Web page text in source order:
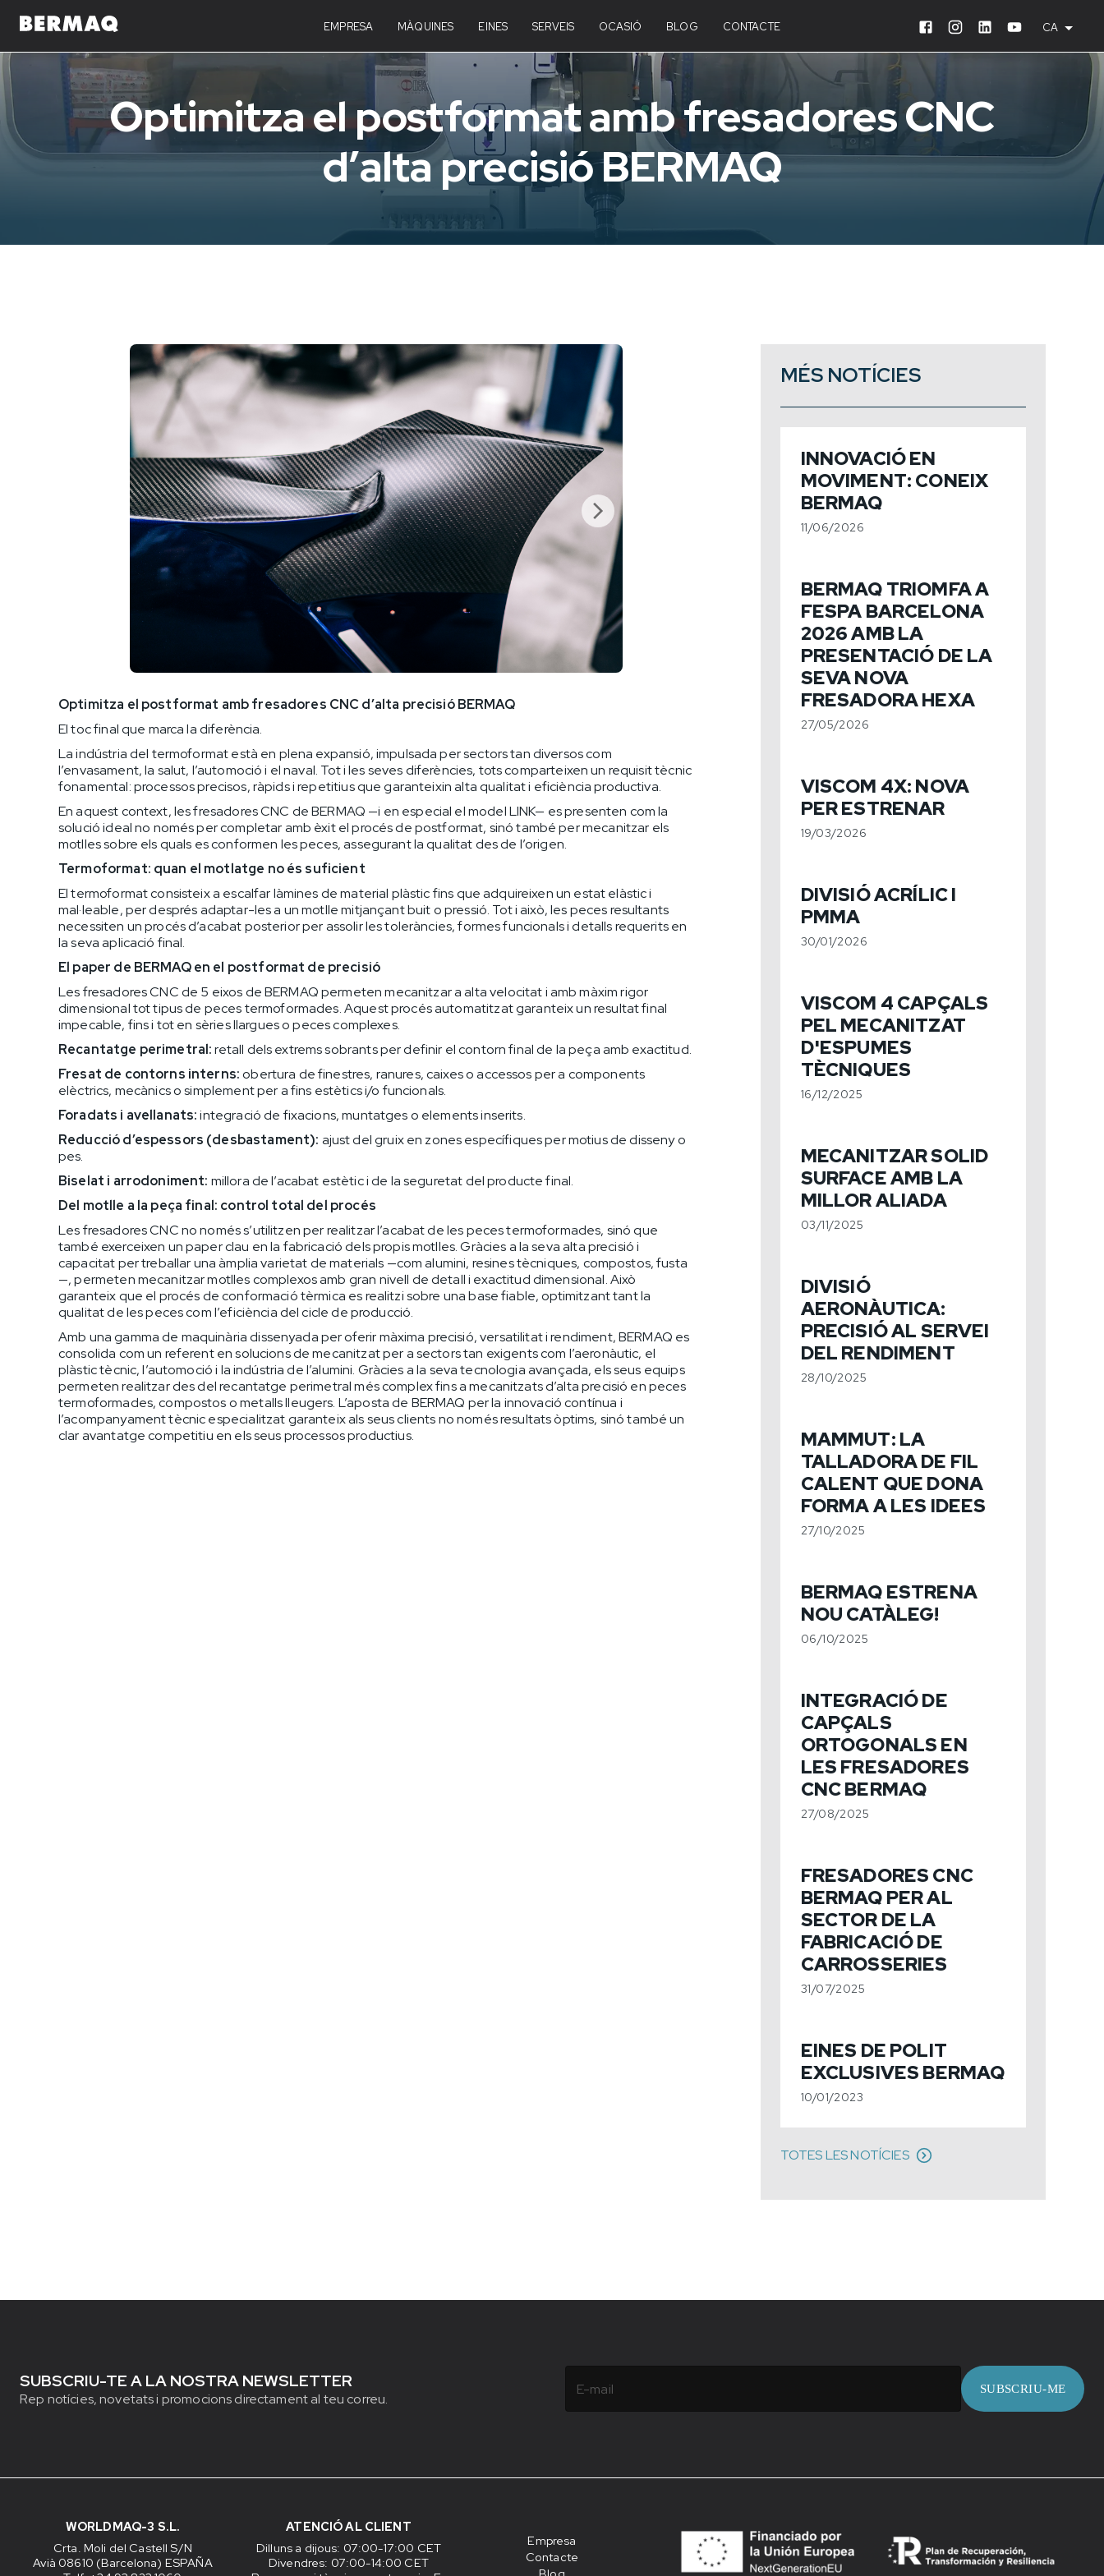
EMPRESA MÀQUINES EINES SERVEIS OCASIÓ BLOG CONTACTE CA
Optimitza el postformat amb fresadores CNC
d’alta precisió BERMAQ
Optimitza el postformat amb fresadores CNC d’alta precisió BERMAQ
El toc final que marca la diferència.
La indústria del termoformat està en plena expansió, impulsada per sectors tan diversos com
l’envasament, la salut, l’automoció i el naval. Tot i les seves diferències, tots comparteixen un requisit tècnic
fonamental: processos precisos, ràpids i repetitius que garanteixin alta qualitat i eficiència productiva.
En aquest context, les fresadores CNC de BERMAQ —i en especial el model LINK— es presenten com la
solució ideal no només per completar amb èxit el procés de postformat, sinó també per mecanitzar els
motlles sobre els quals es conformen les peces, assegurant la qualitat des de l’origen.
Termoformat: quan el motlatge no és suficient
El termoformat consisteix a escalfar làmines de material plàstic fins que adquireixen un estat elàstic i
mal·leable, per després adaptar-les a un motlle mitjançant buit o pressió. Tot i això, les peces resultants
necessiten un procés d’acabat posterior per assolir les toleràncies, formes funcionals i detalls requerits en
la seva aplicació final.
El paper de BERMAQ en el postformat de precisió
Les fresadores CNC de 5 eixos de BERMAQ permeten mecanitzar a alta velocitat i amb màxim rigor
dimensional tot tipus de peces termoformades. Aquest procés automatitzat garanteix un resultat final
impecable, fins i tot en sèries llargues o peces complexes.
Recantatge perimetral:retall dels extrems sobrants per definir el contorn final de la peça amb exactitud.
Fresat de contorns interns:obertura de finestres, ranures, caixes o accessos per a components
elèctrics, mecànics o simplement per a fins estètics i/o funcionals.
Foradats i avellanats:integració de fixacions, muntatges o elements inserits.
Reducció d’espessors (desbastament): ajust del gruix en zones específiques per motius de disseny o
pes.
Biselat i arrodoniment: millora de l’acabat estètic i de la seguretat del producte final.
Del motlle a la peça final: control total del procés
Les fresadores CNC no només s’utilitzen per realitzar l’acabat de les peces termoformades, sinó que
també exerceixen un paper clau en la fabricació dels propis motlles. Gràcies a la seva alta precisió i
capacitat per treballar una àmplia varietat de materials —com alumini, resines tècniques, compostos, fusta
—, permeten mecanitzar motlles complexos amb gran nivell de detall i exactitud dimensional. Això
garanteix que el procés de conformació tèrmica es realitzi sobre una base fiable, optimitzant tant la
qualitat de les peces com l’eficiència del cicle de producció.
Amb una gamma de maquinària dissenyada per oferir màxima precisió, versatilitat i rendiment, BERMAQ es
consolida com un referent en solucions de mecanitzat per a sectors tan exigents com l’aeronàutic, el
plàstic tècnic, l’automoció i la indústria de l’alumini. Gràcies a la seva tecnologia avançada, els seus equips
permeten realitzar des del recantatge perimetral més complex fins a mecanitzats d’alta precisió en peces
termoformades, compostos o metalls lleugers. L’aposta de BERMAQ per la innovació contínua i
l’acompanyament tècnic especialitzat garanteix als seus clients no només resultats òptims, sinó també un
clar avantatge competitiu en els seus processos productius.
MÉS NOTÍCIES
INNOVACIÓ EN
MOVIMENT: CONEIX
BERMAQ
11/06/2026
BERMAQ TRIOMFA A
FESPA BARCELONA
2026 AMB LA
PRESENTACIÓ DE LA
SEVA NOVA
FRESADORA HEXA
27/05/2026
VISCOM 4X: NOVA
PER ESTRENAR
19/03/2026
DIVISIÓ ACRÍLIC I
PMMA
30/01/2026
VISCOM 4 CAPÇALS
PEL MECANITZAT
D'ESPUMES
TÈCNIQUES
16/12/2025
MECANITZAR SOLID
SURFACE AMB LA
MILLOR ALIADA
03/11/2025
DIVISIÓ
AERONÀUTICA:
PRECISIÓ AL SERVEI
DEL RENDIMENT
28/10/2025
MAMMUT: LA
TALLADORA DE FIL
CALENT QUE DONA
FORMA A LES IDEES
27/10/2025
BERMAQ ESTRENA
NOU CATÀLEG!
06/10/2025
INTEGRACIÓ DE
CAPÇALS
ORTOGONALS EN
LES FRESADORES
CNC BERMAQ
27/08/2025
FRESADORES CNC
BERMAQ PER AL
SECTOR DE LA
FABRICACIÓ DE
CARROSSERIES
31/07/2025
EINES DE POLIT
EXCLUSIVES BERMAQ
10/01/2023
TOTES LES NOTÍCIES
SUBSCRIU-TE A LA NOSTRA NEWSLETTER
Rep notícies, novetats i promocions directament al teu correu.
SUBSCRIU-ME
WORLDMAQ-3 S.L.
Crta. Moli del Castell S/N
Avià 08610 (Barcelona) ESPAÑA
ATENCIÓ AL CLIENT
Dilluns a dijous: 07:00-17:00 CET
Divendres: 07:00-14:00 CET
Empresa
Contacte